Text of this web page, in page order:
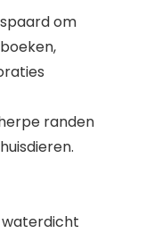
om
randen
waterdicht